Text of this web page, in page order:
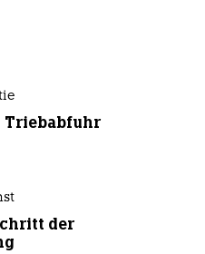
Triebabfuhr
der